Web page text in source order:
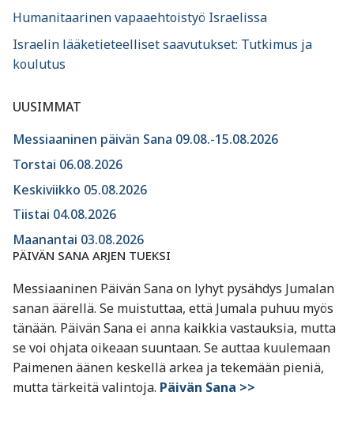
Humanitaarinen vapaaehtoistyö Israelissa
Israelin lääketieteelliset saavutukset: Tutkimus ja
koulutus
UUSIMMAT
Messiaaninen päivän Sana 09.08.-15.08.2026
Torstai 06.08.2026
Keskiviikko 05.08.2026
Tiistai 04.08.2026
Maanantai 03.08.2026
PÄIVÄN SANA ARJEN TUEKSI
Messiaaninen Päivän Sana on lyhyt pysähdys Jumalan
sanan äärellä. Se muistuttaa, että Jumala puhuu myös
tänään. Päivän Sana ei anna kaikkia vastauksia, mutta
se voi ohjata oikeaan suuntaan. Se auttaa kuulemaan
Paimenen äänen keskellä arkea ja tekemään pieniä,
mutta tärkeitä valintoja. Päivän Sana >>